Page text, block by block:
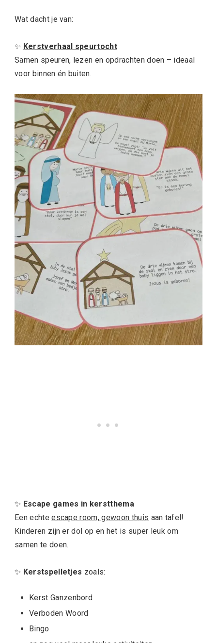
Wat dacht je van:
✨ Kerstverhaal speurtocht
Samen speuren, lezen en opdrachten doen – ideaal
voor binnen én buiten.
✨ Escape games in kerstthema
Een echteescape room, gewoon thuis aan tafel!
Kinderen zijn er dol op en het is super leuk om
samen te doen.
✨ Kerstspelletjes zoals:
Kerst Ganzenbord
Verboden Woord
Bingo